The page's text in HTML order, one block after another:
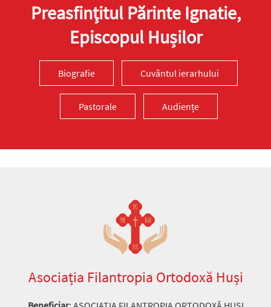
Preasfinţitul Părinte Ignatie,
Episcopul Hușilor
Biografie Cuvântul ierarhului
Pastorale Audiențe
Asociația Filantropia Ortodoxă Huși